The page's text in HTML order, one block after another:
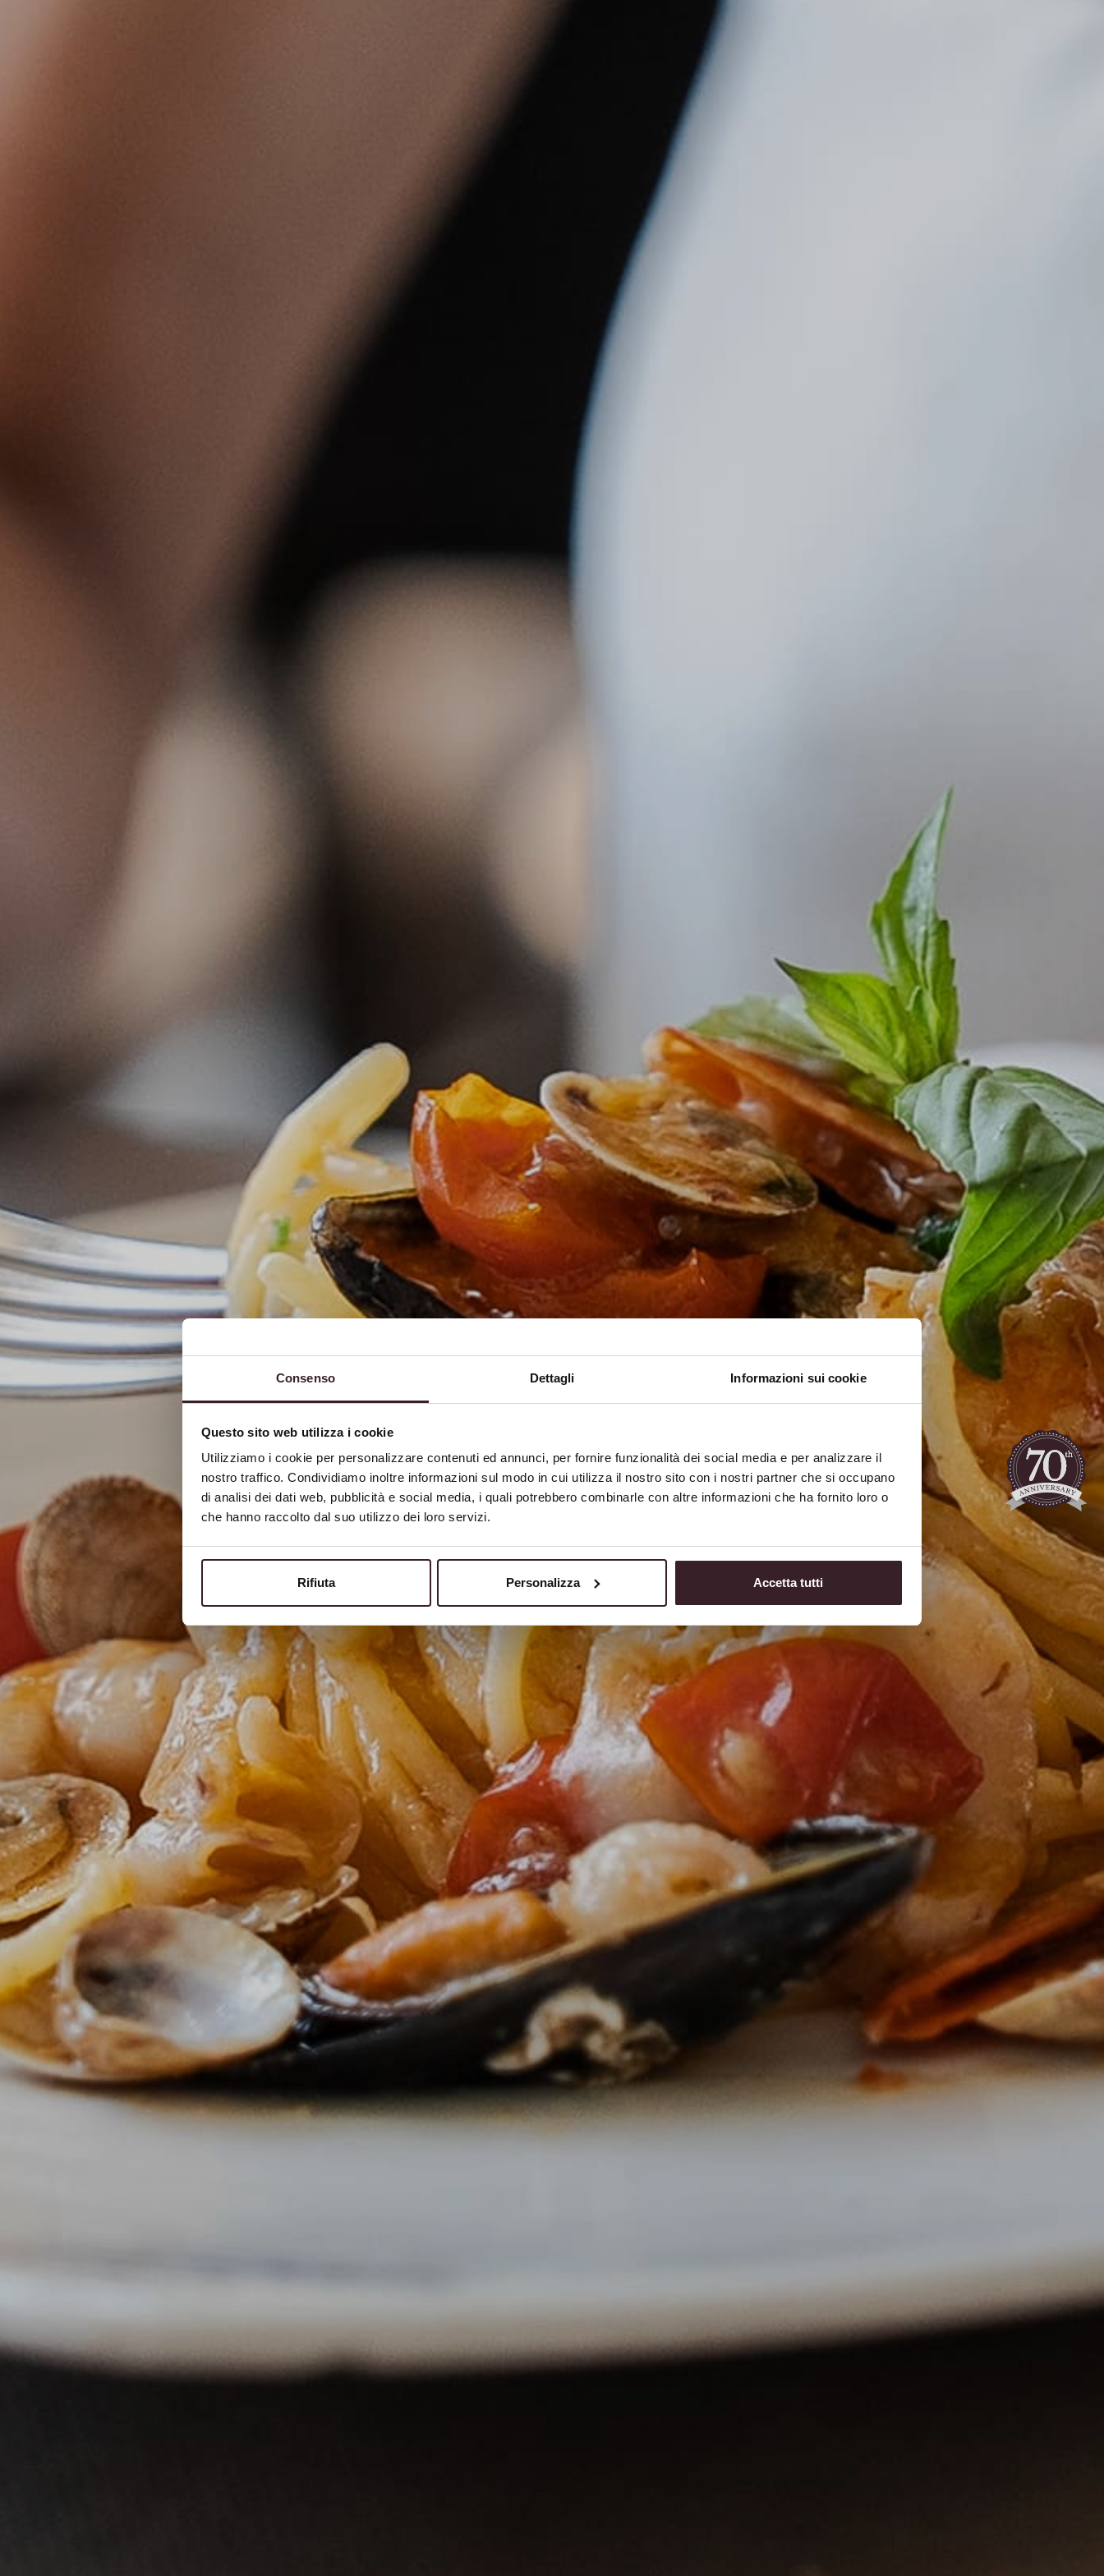
Consenso Dettagli Informazioni sui cookie
Questo sito web utilizza i cookie
Utilizziamo i cookie per personalizzare contenuti ed annunci, per fornire funzionalità dei social media e per analizzare il
nostro traffico. Condividiamo inoltre informazioni sul modo in cui utilizza il nostro sito con i nostri partner che si occupano
di analisi dei dati web, pubblicità e social media, i quali potrebbero combinarle con altre informazioni che ha fornito loro o
che hanno raccolto dal suo utilizzo dei loro servizi.
Rifiuta Personalizza Accetta tutti
Petit RougeRestaurant